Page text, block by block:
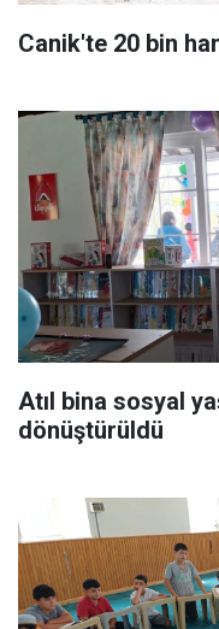
Canik'te 20 bin
Atıl bina sosyal
dönüştürüldü